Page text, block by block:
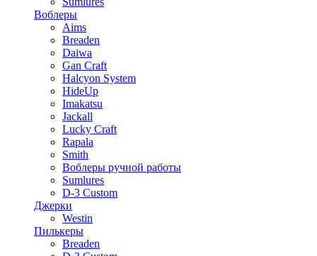
Воблеры
Aims
Breaden
Daiwa
Gan Craft
Halcyon System
HideUp
Imakatsu
Jackall
Lucky Craft
Rapala
Smith
Воблеры ручной работы
Sumlures
D-3 Custom
Джерки
Westin
Пилькеры
Breaden